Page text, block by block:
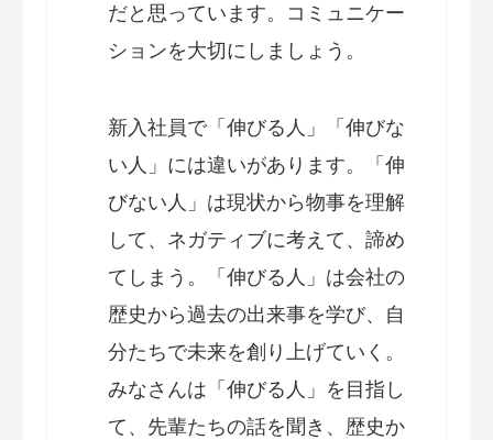
だと思っています。コミュニケー
ションを大切にしましょう。
新入社員で「伸びる人」「伸びな
い人」には違いがあります。「伸
びない人」は現状から物事を理解
して、ネガティブに考えて、諦め
てしまう。「伸びる人」は会社の
歴史から過去の出来事を学び、自
分たちで未来を創り上げていく。
みなさんは「伸びる人」を目指し
て、先輩たちの話を聞き、歴史か